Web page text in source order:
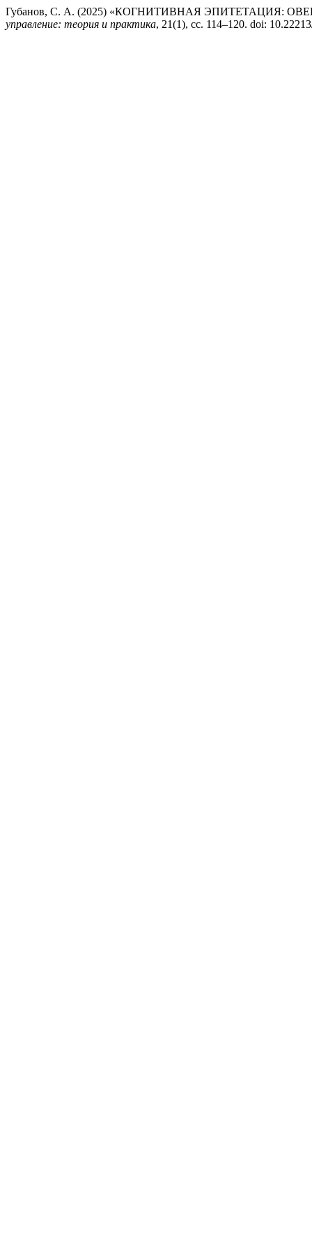
Губанов, С. А. (2025) «КОГНИТИВНАЯ ЭПИТЕТАЦИЯ:
управление: теория и практика, 21(1), сс. 114–120. doi: